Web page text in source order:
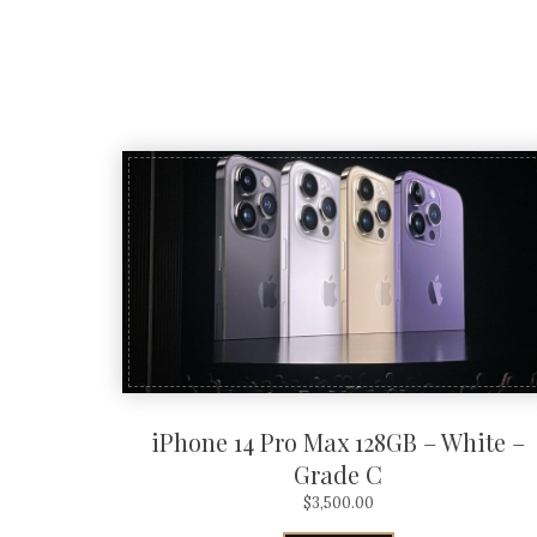
iPhone 14 Pro Max 128GB – White –
Grade C
$3,500.00